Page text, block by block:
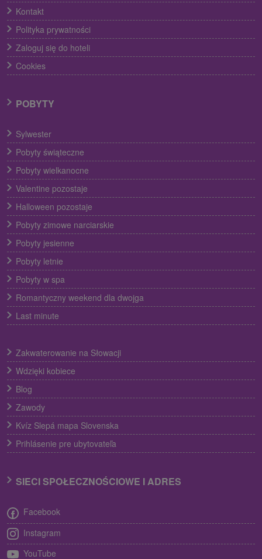
Kontakt
Polityka prywatności
Zaloguj się do hoteli
Cookies
POBYTY
Sylwester
Pobyty świąteczne
Pobyty wielkanocne
Valentine pozostaje
Halloween pozostaje
Pobyty zimowe narciarskie
Pobyty jesienne
Pobyty letnie
Pobyty w spa
Romantyczny weekend dla dwojga
Last minute
Zakwaterowanie na Słowacji
Wdzięki kobiece
Blog
Zawody
Kvíz Slepá mapa Slovenska
Prihlásenie pre ubytovateľa
SIECI SPOŁECZNOŚCIOWE I ADRES
Facebook
Instagram
YouTube